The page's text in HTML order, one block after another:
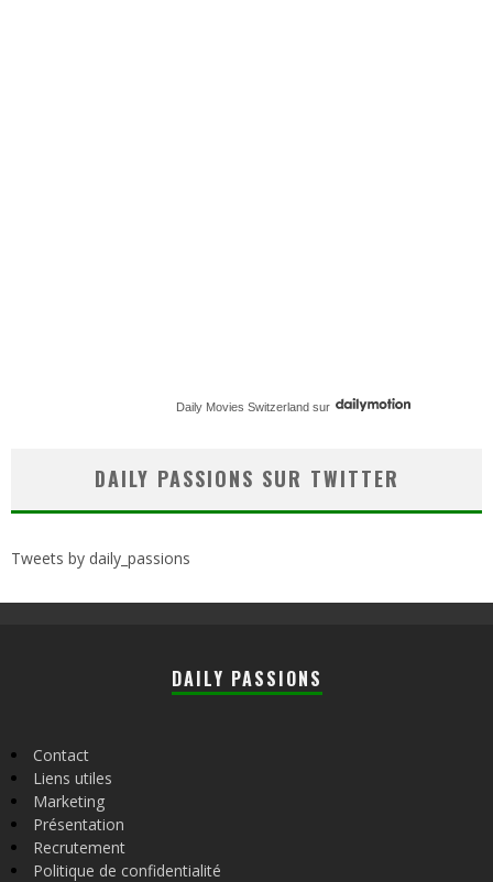
Daily Movies Switzerland sur
DAILY PASSIONS SUR TWITTER
Tweets by daily_passions
DAILY PASSIONS
Contact
Liens utiles
Marketing
Présentation
Recrutement
Politique de confidentialité